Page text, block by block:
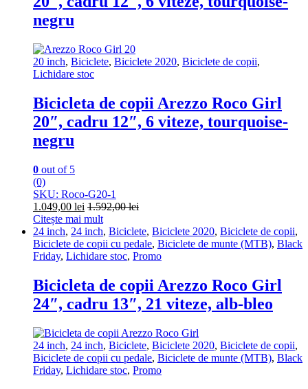
negru
20 inch, Biciclete, Biciclete 2020, Biciclete de copii,
Lichidare stoc
Bicicleta de copii Arezzo Roco Girl
20″, cadru 12″, 6 viteze, tourquoise-
negru
0 out of 5
(0)
SKU: Roco-G20-1
1.049,00 lei 1.592,00lei
Citește mai mult
24 inch, 24 inch, Biciclete, Biciclete 2020, Biciclete de copii,
Biciclete de copii cu pedale, Biciclete de munte (MTB), Black
Friday, Lichidare stoc, Promo
Bicicleta de copii Arezzo Roco Girl
24″, cadru 13″, 21 viteze, alb-bleo
24 inch, 24 inch, Biciclete, Biciclete 2020, Biciclete de copii,
Biciclete de copii cu pedale, Biciclete de munte (MTB), Black
Friday, Lichidare stoc, Promo